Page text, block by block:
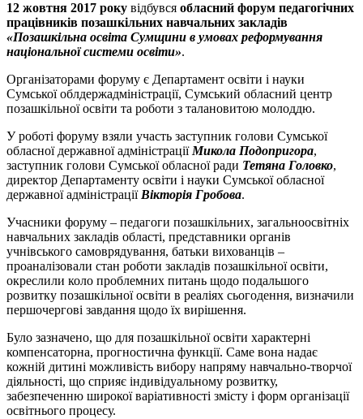
12 жовтня 2017 року відбувся обласний форум педагогічних
працівників позашкільних навчальних закладів
«Позашкільна освіта Сумщини в умовах реформування
національної системи освіти».
Організаторами форуму є Департамент освіти і науки
Сумської облдержадміністрації, Сумський обласний центр
позашкільної освіти та роботи з талановитою молоддю.
У роботі форуму взяли участь заступник голови Сумської
обласної державної адміністрації Микола Подопригора,
заступник голови Сумської обласної ради Тетяна Головко,
директор Департаменту освіти і науки Сумської обласної
державної адміністрації Вікторія Гробова.
Учасники форуму – педагоги позашкільних, загальноосвітніх
навчальних закладів області, представники органів
учнівського самоврядування, батьки вихованців –
проаналізовали стан роботи закладів позашкільної освіти,
окреслили коло проблемних питань щодо подальшого
розвитку позашкільної освіти в реаліях сьогодення, визначили
першочергові завдання щодо їх вирішення.
Було зазначено, що для позашкільної освіти характерні
компенсаторна, прогностична функції. Саме вона надає
кожній дитині можливість вибору напряму навчально-творчої
діяльності, що сприяє індивідуальному розвитку,
забезпеченню широкої варіативності змісту і форм організації
освітнього процесу.